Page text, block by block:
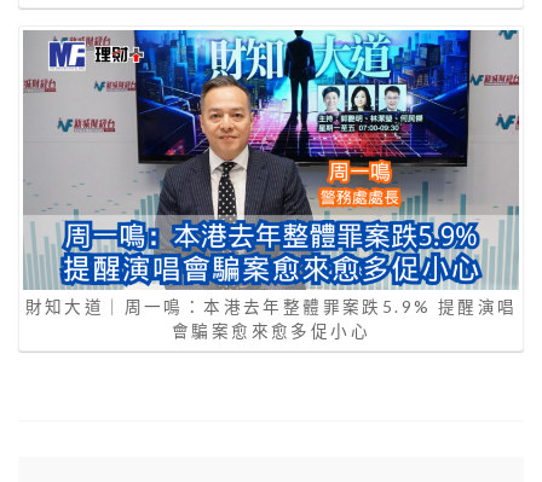
財知大道｜周一鳴：本港去年整體罪案跌5.9% 提醒演唱
會騙案愈來愈多促小心